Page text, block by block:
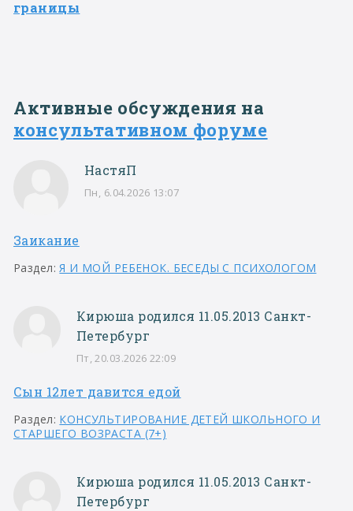
границы
Активные обсуждения на
консультативном форуме
НастяП
Пн, 6.04.2026 13:07
Заикание
Раздел:Я И МОЙ РЕБЕНОК. БЕСЕДЫ С ПСИХОЛОГОМ
Кирюша родился 11.05.2013 Санкт-
Петербург
Пт, 20.03.2026 22:09
Сын 12лет давится едой
Раздел: КОНСУЛЬТИРОВАНИЕ ДЕТЕЙ ШКОЛЬНОГО И
СТАРШЕГО ВОЗРАСТА (7+)
Кирюша родился 11.05.2013 Санкт-
Петербург